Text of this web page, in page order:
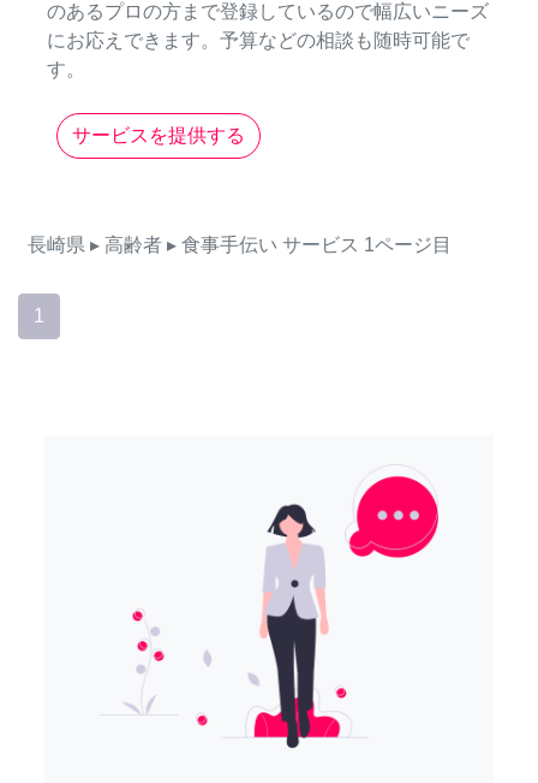
のあるプロの方まで登録しているので幅広いニーズ
にお応えできます。予算などの相談も随時可能で
す。
サービスを提供する
長崎県 ▸ 高齢者 ▸ 食事手伝い サービス 1ページ目
1